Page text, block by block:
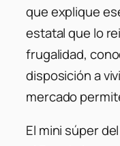
que explique
estatal que lo
frugalidad,
disposición a
mercado
El mini súper